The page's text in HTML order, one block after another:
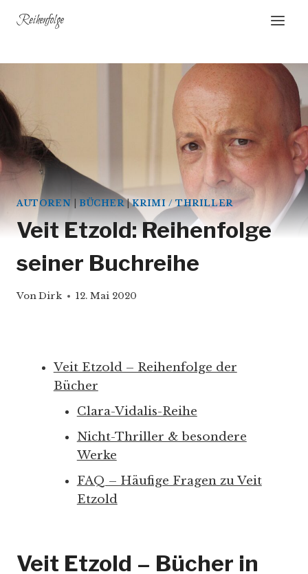
Inhalt
Reihenfolge
AUTOREN BÜCHER |KRIMI / THRILLER
Veit Etzold: Reihenfolge
seiner Buchreihe
VonDirk 12. Mai 2020
Veit Etzold – Reihenfolge der
Bücher
Clara-Vidalis-Reihe
Nicht-Thriller & besondere
Werke
FAQ – Häufige Fragen zu Veit
Etzold
Veit Etzold – Bücher in